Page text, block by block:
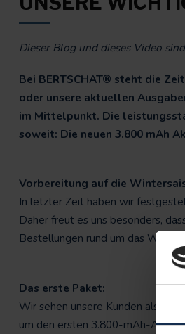
Dieser Blog und dieses Video
Bei BERTSCHAT® steht die
oder unsere aktuellen
im Mittelpunkt. Die
soweit: Die neuen 3.800 mAh
Vorbereitung auf die
In letzter Zeit haben wir
Daher freut es uns besonders,
Bestellungen rund um das
Das erste Paket:
Wir sehen unsere Kunden als
um den ersten 3.800-mAh-Akku